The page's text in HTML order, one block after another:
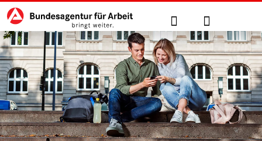
zu den Hauptinhalten springen
Hauptnavigation Suche Anmelden